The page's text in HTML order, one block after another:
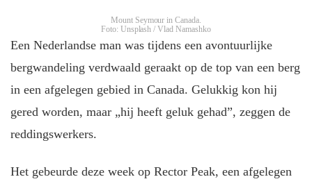
Mount Seymour in Canada.
Foto: Unsplash / Vlad Namashko
Een Nederlandse man was tijdens een avontuurlijke
bergwandeling verdwaald geraakt op de top van een berg
in een afgelegen gebied in Canada. Gelukkig kon hij
gered worden, maar „hij heeft geluk gehad”, zeggen de
reddingswerkers.
Het gebeurde deze week op Rector Peak, een afgelegen